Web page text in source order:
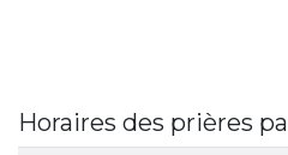
Horaires des prières